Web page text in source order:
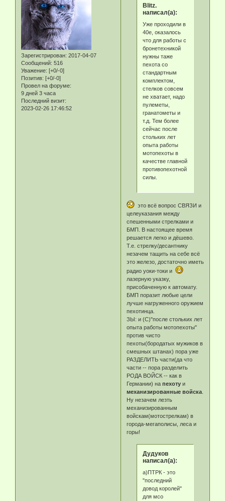
Зарегистрирован: 2017-04-07
Сообщений: 516
Уважение: [+0/-0]
Позитив: [+0/-0]
Провел на форуме:
9 дней 3 часа
Последний визит:
2023-02-26 17:46:52
Blitz.
написал(а):
Уже проходили в
40е, оказалось
что для работы с
бронетехникой
нужны таже
пехота со
стандартным
комплектом,
стелков совсем
не хватает, надо
пулеметы,
гранатометы и
т.д. Тем более
сейчас после
стольких лет
опыта работы
мотопехоты в
качестве главной
противопехотной
силы.
это всё вопрос СВЯЗИ и
целеуказания между
спешенными стрелками и
БМП. В настоящее время
решается легко и дёшево.
Т.е. стрелку/десантнику
незачем тащить на себе всё
это железо, достаточно иметь
радио уоки-токи и
лазерную указку,
присобаченную к автомату.
БМП поразит любые цели
лучше нагруженного оружием
пехотинца.
ЗЫ: и (С)"после стольких лет
опыта работы мотопехоты"
против чисто
пехоты(бородатых мужиков в
смешных штанах) пора уже
РАЗДЕЛИТЬ части(да что
части -- пора разделить
РОДА ВОЙСК -- как в
Германии) напехотуи
механизированные войска
Ну незачем лезть
механизированным
войскам(мотострелкам) в
города-мегаполисы, леса и
горы!
Дудуков
написал(а):
а)ПТРК - это
"последний
довод королей"
для мсо